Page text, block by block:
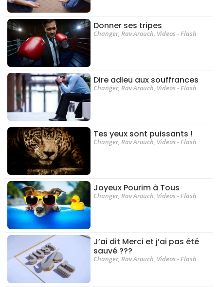
Donner ses tripes
Changer,Rav Arouch, Videos - Flash
Dire adieu aux souffrances
Changer, Rav Arouch Videos - Flash
Tes yeux sont puissants !
Changer,Rav Arouch, Videos - Flash
Joyeux Pourim à Tous
Changer,Rav Arouch, Videos - Flash
J’ai dit Merci et j’ai pas été
sauvé ???
Changer,Rav Arouch, Videos - Flash